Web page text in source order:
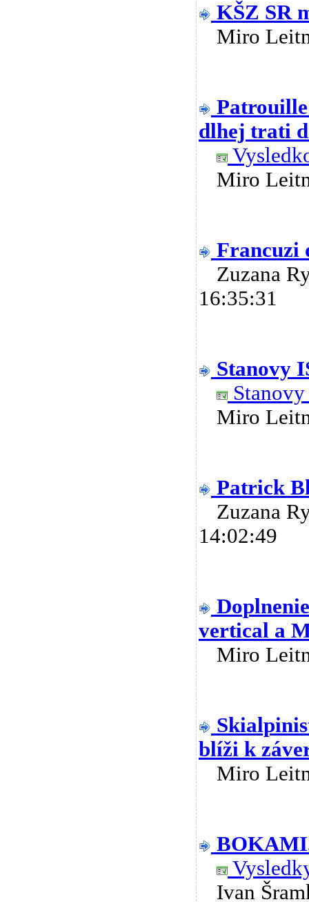
KŠZ SR
Miro
Patrouille
dlhej trati
Miro
Francuzi
Zuzana
16:35:31
Stanovy
Miro
Patrick
Zuzana
14:02:49
vertical a
Miro
blíži k
Miro
Ivan